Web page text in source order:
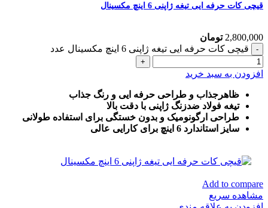
قیچی کات حرفه ایی تیغه ژاپنی 6 اینچ مکسینال
2,800,000 تومان
قیچی کات حرفه ایی تیغه ژاپنی 6 اینچ مکسینال عدد
افزودن به سبد خرید
ظاهرجذاب و طراحی حرفه ایی و رنگ جذاب
تیغه فولاد ضدزنگ ژاپنی با دقت بالا
طراحی ارگونومیک و بدون خستگی برای استفاده طولانی
سایز استاندارد 6 اینچ برای کارایی عالی
Add to compare
مشاهده سریع